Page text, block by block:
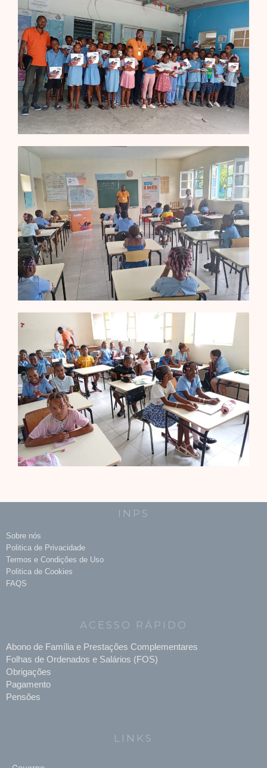
INPS
Sobre nós
Politica de Privacidade
Termos e Condições de Uso
Politica de Cookies
FAQS
ACESSO RÁPIDO
Abono de Família e Prestações Complementares
Folhas de Ordenados e Salários (FOS)
Obrigações
Pagamento
Pensões
LINKS